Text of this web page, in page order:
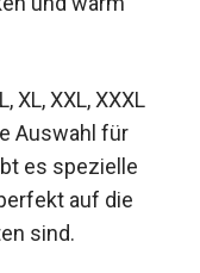
von
du stets
XXL, XXXL
Auswahl für
es spezielle